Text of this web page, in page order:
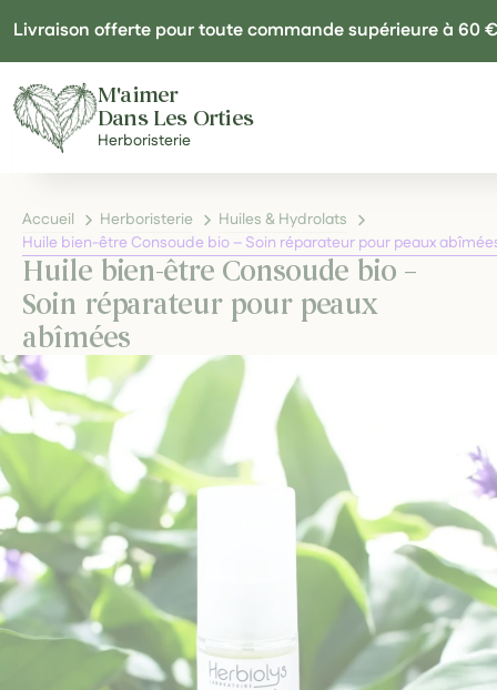
Livraison offerte pour toute commande supérieure à 60 €
M'aimer
Dans Les Orties
Herboristerie
Accueil Herboristerie
Huiles & Hydrolats
Huile bien-être Consoude bio – Soin réparateur pour peaux
Huile bien-être Consoude bio –
Soin réparateur pour peaux
abîmées